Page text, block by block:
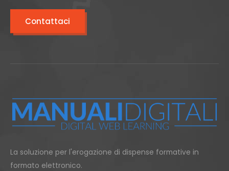
Contattaci
La soluzione per l'erogazione di dispense formative in
formato elettronico.